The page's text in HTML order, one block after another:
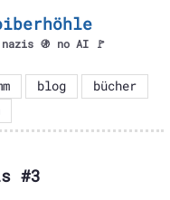
🚯 no AI 🚩
blog
bücher
#3